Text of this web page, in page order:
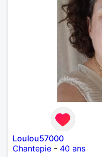
Loulou57000
Chantepie - 40 ans